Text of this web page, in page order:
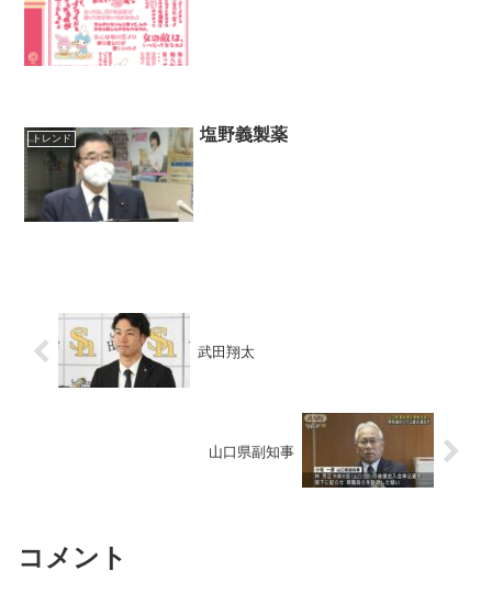
トレンド 塩野義製薬
武田翔太
山口県副知事
コメント